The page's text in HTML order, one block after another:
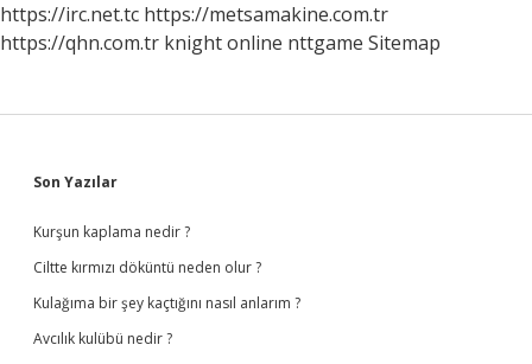
https://irc.net.tc https://metsamakine.com.tr
https://qhn.com.tr knight online nttgame Sitemap
Sidebar
Son Yazılar
Kurşun kaplama nedir ?
Ciltte kırmızı döküntü neden olur ?
Kulağıma bir şey kaçtığını nasıl anlarım ?
Avcılık kulübü nedir ?